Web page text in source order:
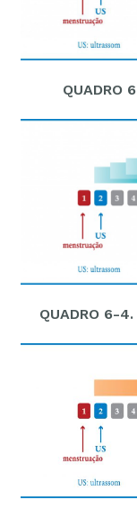
QUADRO
QUADRO 6-